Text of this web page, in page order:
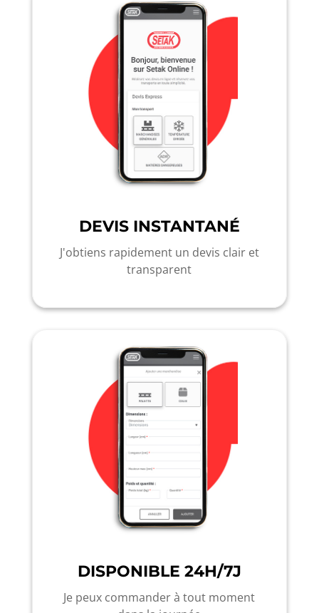
DEVIS INSTANTANÉ
J'obtiens rapidement un devis clair et
transparent
DISPONIBLE 24H/7J
Je peux commander à tout moment